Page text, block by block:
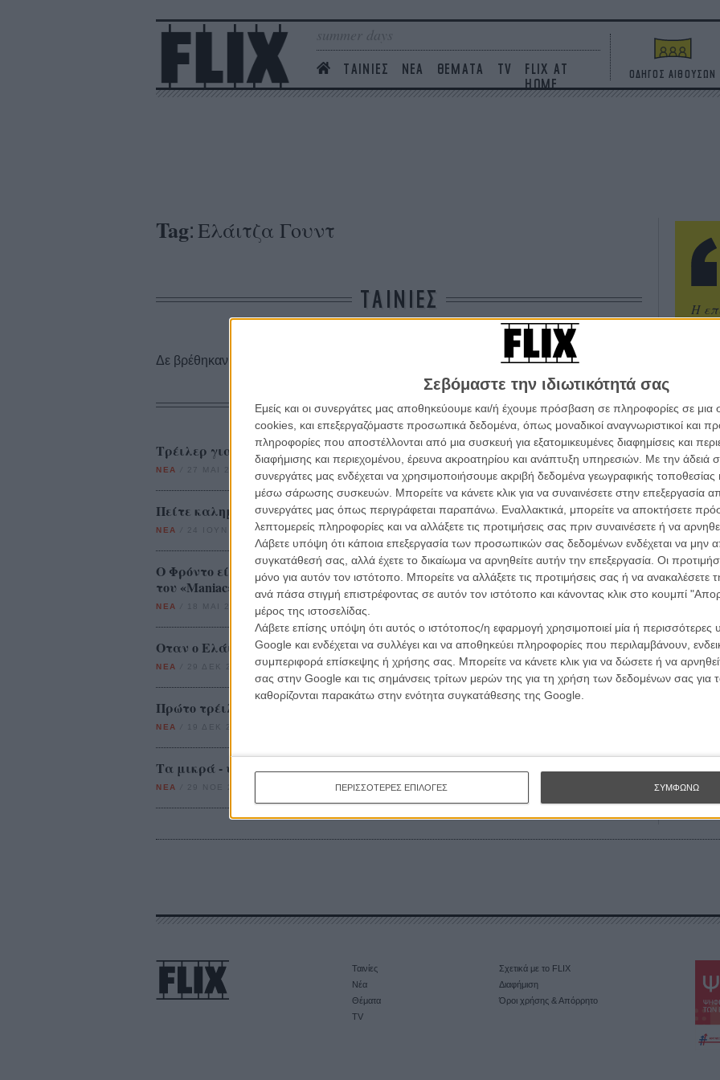
Σεβόμαστε την ιδιωτικότητά σας
Εμείς και οι συνεργάτες μας αποθηκεύουμε και/ή έχουμε πρόσβαση σε πληροφορίες σε
cookies, και επεξεργαζόμαστε προσωπικά δεδομένα, όπως μοναδικοί αναγνωριστικοί και
πληροφορίες που αποστέλλονται από μια συσκευή για εξατομικευμένες διαφημίσεις και
διαφήμισης και περιεχομένου, έρευνα ακροατηρίου και ανάπτυξη υπηρεσιών. Με την άδειά
συνεργάτες μας ενδέχεται να χρησιμοποιήσουμε ακριβή δεδομένα γεωγραφικής τοποθεσίας
μέσω σάρωσης συσκευών. Μπορείτε να κάνετε κλικ για να συναινέσετε στην επεξεργασία
συνεργάτες μας όπως περιγράφεται παραπάνω. Εναλλακτικά, μπορείτε να αποκτήσετε
λεπτομερείς πληροφορίες και να αλλάξετε τις προτιμήσεις σας πριν συναινέσετε ή να
Λάβετε υπόψη ότι κάποια επεξεργασία των προσωπικών σας δεδομένων ενδέχεται να μην
συγκατάθεσή σας, αλλά έχετε το δικαίωμα να αρνηθείτε αυτήν την επεξεργασία. Οι
μόνο για αυτόν τον ιστότοπο. Μπορείτε να αλλάξετε τις προτιμήσεις σας ή να ανακαλέσετε
ανά πάσα στιγμή επιστρέφοντας σε αυτόν τον ιστότοπο και κάνοντας κλικ στο κουμπί
μέρος της ιστοσελίδας.
Λάβετε επίσης υπόψη ότι αυτός ο ιστότοπος/η εφαρμογή χρησιμοποιεί μία ή περισσότερες
Google και ενδέχεται να συλλέγει και να αποθηκεύει πληροφορίες που περιλαμβάνουν,
συμπεριφορά επίσκεψης ή χρήσης σας. Μπορείτε να κάνετε κλικ για να δώσετε ή να
σας στην Google και τις σημάνσεις τρίτων μερών της για τη χρήση των δεδομένων σας
καθορίζονται παρακάτω στην ενότητα συγκατάθεσης της Google.
ΠΕΡΙΣΣΟΤΕΡΕΣ ΕΠΙΛΟΓΕΣ ΣΥΜΦΩΝΩ
summer days
ΤΑΙΝΙΕΣ ΝΕΑ ΘΕΜΑΤΑ TV
FLIX AT
HOME
ΟΔΗΓΟΣ ΑΙΘΟΥΣΩΝ
Tag: Ελάιτζα Γουντ
ΤΑΙΝΙΕΣ
Δε βρέθηκαν σχετικές κριτικές ταινιών.
ΑΡΘΡΑ
Τρέιλερ για το «Happy Feet Two»
ΝΕΑ 27 ΜΑΙ 2011
Πείτε καλημέρα στο «Hobbit»
ΝΕΑ 24 ΙΟΥΝ 2011 / Λήδα Γαλανού
Ο Φρόντο είναι ψυχοπαθής δολοφόνος! Δείτε τον Ελάιτζα Γουντ στο τρέιλερ
του «Maniac»
ΝΕΑ 18 ΜΑΙ 2012 Γιώργος Κρασσακόπουλος
Οταν ο Ελάιτζα Γουντ ελλοχεύει. Δείτε τα πρώτα 6 λεπτά του «Maniac».
ΝΕΑ 29 ΔΕΚ 2012 / Λήδα Γαλανού
Πρώτο τρέιλερ για το «Grand Piano». Ούτε μια λάθος νότα
ΝΕΑ 19 ΔΕΚ 2013
Τα μικρά - ψηφιακά - βασανιστήρια του Ελάιτζα Γουντ!
ΝΕΑ 29 ΝΟΕ 2012
Βιμ
Η
σε
Ταινίες
Νέα
Θέματα
TV
Σχετικά με το FLIX
Διαφήμιση
Όροι χρήσης & Απόρρητο